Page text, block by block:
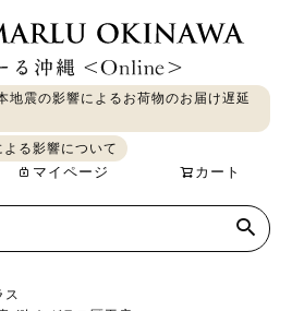
地震の影響によるお荷物のお届け遅延
る影響について
ガラス シーサー 染織 食品
マイページ カート
ス
ジ
へ